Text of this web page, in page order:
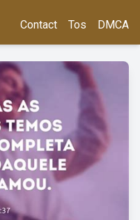
Contact Tos DMCA